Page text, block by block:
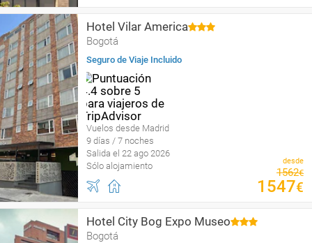
Hotel Vilar America
Bogotá
Seguro de Viaje Incluido
Vuelos desde Madrid
9 días / 7 noches
Salida el 22 ago 2026
Sólo alojamiento
desde
1562€
1547€
Hotel City Bog Expo Museo
Bogotá